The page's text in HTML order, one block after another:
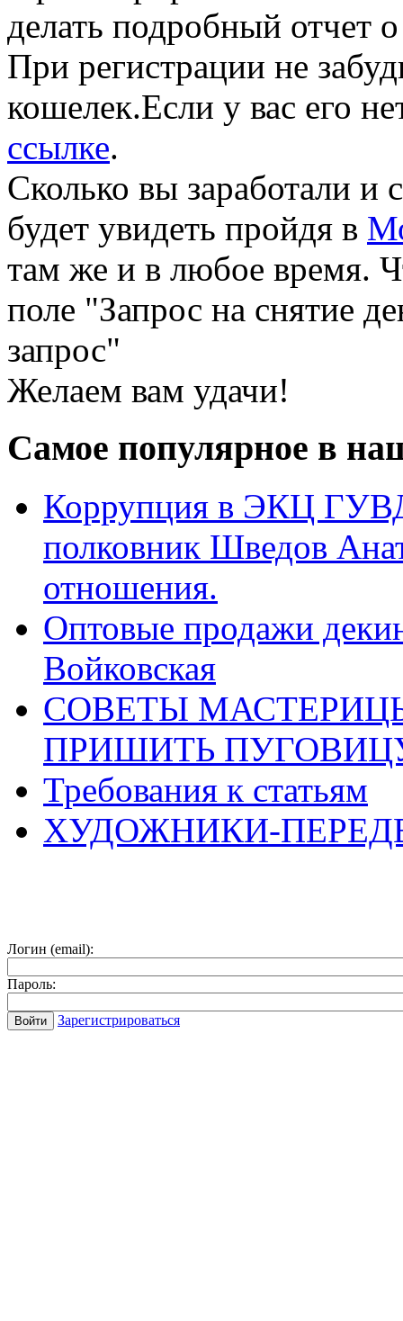
делать подробный отчет
При регистрации не
кошелек.Если у вас его
ссылке.
Сколько вы заработали и
будет увидеть пройдя в
там же и в любое время.
поле "Запрос на снятие
запрос"
Желаем вам удачи!
Самое популярное в
Коррупция в ЭКЦ ГУВД
полковник Шведов
отношения.
Оптовые продажи
Войковская
СОВЕТЫ
ПРИШИТЬ
Требования к статьям
ХУДОЖНИКИ-
Логин (email):
Пароль:
Зарегистрироваться